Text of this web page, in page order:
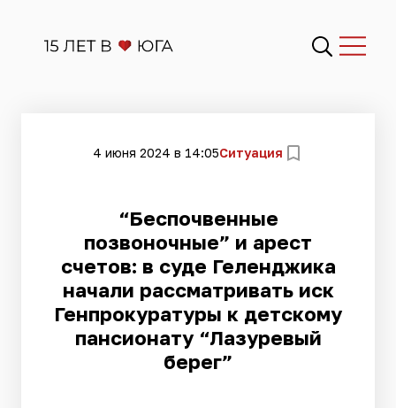
4 июня 2024 в 14:05Ситуация
​“Беспочвенные
позвоночные” и арест
счетов: в суде Геленджика
начали рассматривать иск
Генпрокуратуры к детскому
пансионату “Лазуревый
берег”